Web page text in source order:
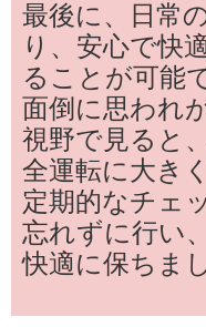
最後に、日常
り、安心で快
ることが可能
面倒に思われ
視野で見ると
全運転に大き
定期的なチェ
忘れずに行い
快適に保ちま